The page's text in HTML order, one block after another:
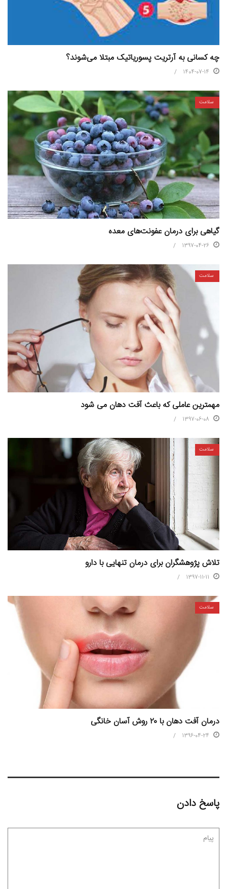
چه کسانی به آرتریت پسوریاتیک مبتلا می‌شوند؟
1404-07-14
سلامت
گیاهی برای درمان عفونت‌های معده
1397-04-26
سلامت
مهمترین عاملی که باعث آفت دهان می شود
1397-06-08
سلامت
تلاش پژوهشگران برای درمان تنهایی با دارو
1397-11-11
سلامت
درمان آفت دهان با ۲۰ روش آسان خانگی
1396-04-24
پاسخ دادن